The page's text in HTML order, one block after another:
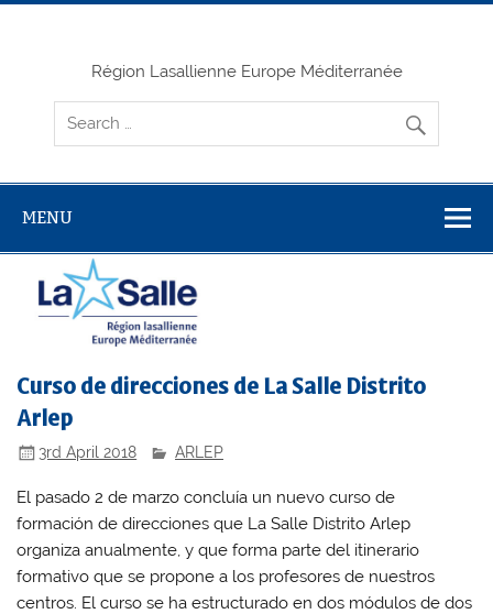
Skip
Région Lasallienne Europe Méditerranée
MENU
Curso de direcciones de La Salle Distrito
Arlep
3rd April 2018 ARLEP
El pasado 2 de marzo concluía un nuevo curso de
formación de direcciones que La Salle Distrito Arlep
organiza anualmente, y que forma parte del itinerario
formativo que se propone a los profesores de nuestros
centros. El curso se ha estructurado en dos módulos de dos